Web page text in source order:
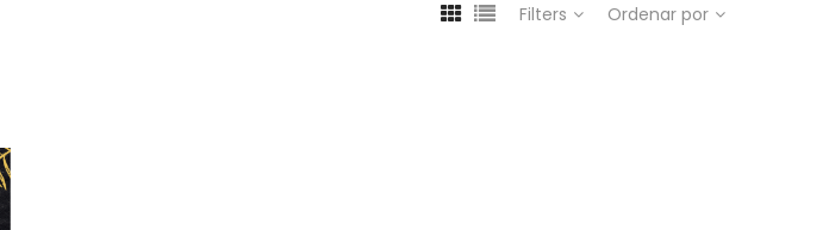
Filters Ordenar por